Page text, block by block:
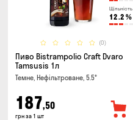
Щільність
12.2 %
(0)
Пиво Bistrampolio Craft Dvaro
Tamsusis 1л
Темне, Нефільтроване, 5.5°
187,50
грн за 1 шт